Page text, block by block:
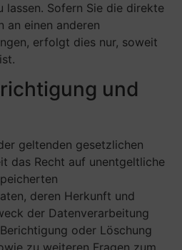
lassen. Sofern Sie die direkte
an einen anderen
erfolgt dies nur, soweit
und
geltenden gesetzlichen
das Recht auf unentgeltliche
deren Herkunft und
der Datenverarbeitung
oder Löschung